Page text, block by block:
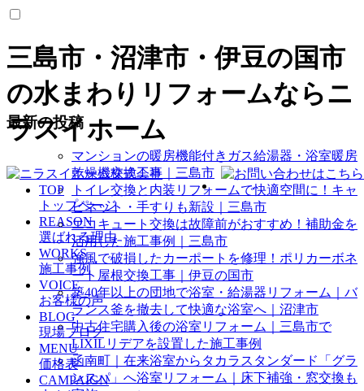
三島市・沼津市・伊豆の国市
の水まわりリフォームならニ
ラスイホーム
TOP
トップページ
REASON
選ばれる理由
WORKS
施工事例
VOICE
お客様の声
BLOG
現場ブログ
MENU
価格表
CAMPAIGN
最新の投稿
マンションの暖房機能付きガス給湯器・浴室暖房
乾燥機交換工事｜三島市
トイレ交換と内装リフォームで快適空間に！キャ
ビネット・手すりも新設｜三島市
エコキュート交換は故障前がおすすめ！補助金を
活用した施工事例｜三島市
強風で破損したカーポートを修理！ポリカーボネ
ート屋根交換工事｜伊豆の国市
築40年以上の団地で浴室・給湯器リフォーム｜バ
ランス釜を撤去して快適な浴室へ｜沼津市
中古住宅購入後の浴室リフォーム｜三島市で
LIXILリデアを設置した施工事例
函南町｜在来浴室からタカラスタンダード「グラ
ンスパ」へ浴室リフォーム｜床下補強・窓交換も